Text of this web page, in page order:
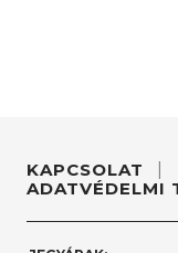
KAPCSOLAT
ADATVÉDELMI